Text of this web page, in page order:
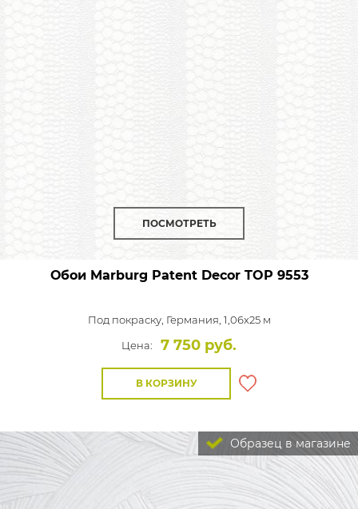
ПОСМОТРЕТЬ
Обои Marburg Patent Decor TOP 9553
Под покраску, Германия, 1,06x25 м
Цена:
7 750 руб.
В КОРЗИНУ
Образец в магазине